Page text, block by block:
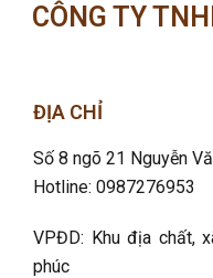
CÔNG TY
ĐỊA CHỈ
Số 8 ngõ 21 Nguyễn
Hotline: 0987276953
VPĐD: Khu địa chất,
phúc